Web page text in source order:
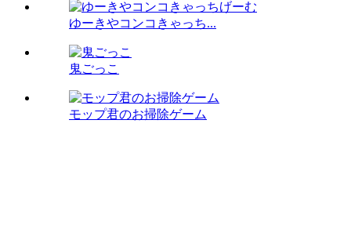
ゆーきやコンコきゃっち...
鬼ごっこ
モップ君のお掃除ゲーム